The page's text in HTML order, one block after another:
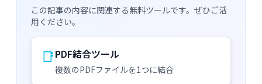
この記事の内容に関連する無料ツールです。ぜひご活
用ください。
📑PDF結合ツール
複数のPDFファイルを1つに結合